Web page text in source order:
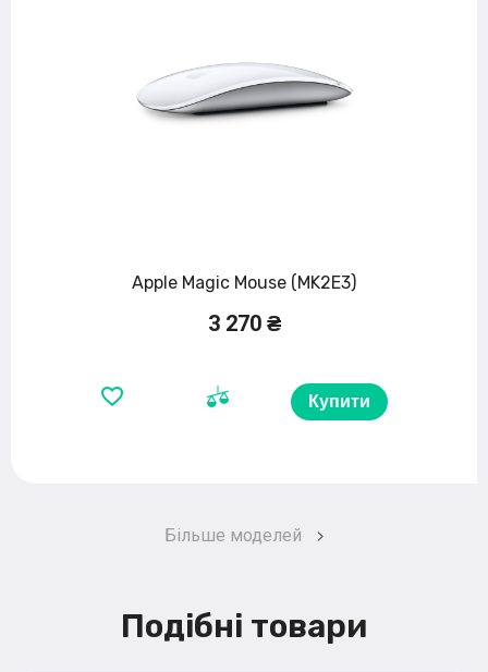
Apple Magic Mouse (MK2E3)
3 270 ₴
Купити
Більше моделей
Подібні товари